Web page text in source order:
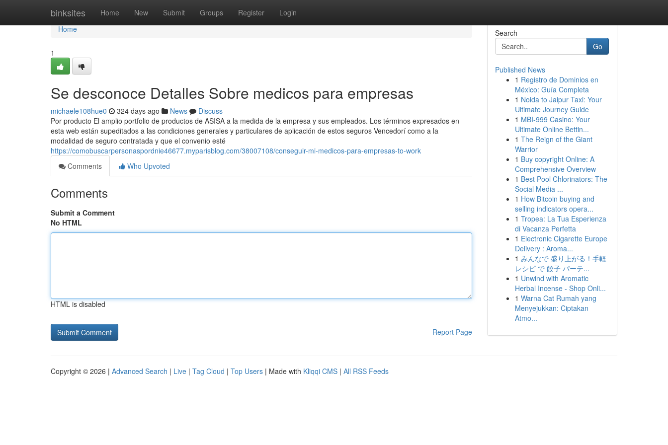
binksites Home New Submit Groups Register Login
Home
Home
1
Se desconoce Detalles Sobre medicos para empresas
michaele108hue0 324 days ago News
Discuss
Por producto El amplio portfolio de productos de ASISA a la medida de la empresa y sus empleados. Los términos expresados en
esta web están supeditados a las condiciones generales y particulares de aplicación de estos seguros Vencedorí como a la
modalidad de seguro contratada y que el convenio esté
https://comobuscarpersonaspordnie46677.myparisblog.com/38007108/conseguir-mi-medicos-para-empresas-to-work
Comments
Who Upvoted
Comments
Submit a Comment
No HTML
HTML is disabled
Report Page
Search
Go
Published News
1 Registro de Dominios en
México: Guía Completa
1 Noida to Jaipur Taxi: Your
Ultimate Journey Guide
1 MBI-999 Casino: Your
Ultimate Online Bettin...
1 The Reign of the Giant
Warrior
1 Buy copyright Online: A
Comprehensive Overview
1 Best Pool Chlorinators: The
Social Media ...
1 How Bitcoin buying and
selling indicators opera...
1 Tropea: La Tua Esperienza
di Vacanza Perfetta
1 Electronic Cigarette Europe
Delivery : Aroma...
1 みんなで 盛り上がる！手軽
レシピ で 餃子 パーテ...
1 Unwind with Aromatic
Herbal Incense - Shop Onli...
1 Warna Cat Rumah yang
Menyejukkan: Ciptakan
Atmo...
Copyright © 2026 | Advanced Search | Live | Tag Cloud | Top Users | Made with Kliqqi CMS | All RSS Feeds